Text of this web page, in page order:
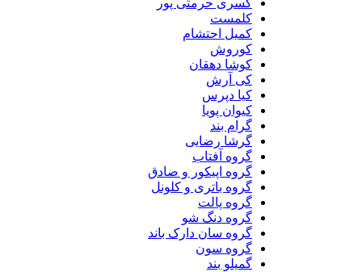
کسری حرمتی پور
کلمست
کمیل احتشام
کوروش
کوشا دهقان
کی آرش
کیا دپرس
کیوان پویا
گرام بند
گرشا رضایی
گروه آفتاب
گروه اپیکور و صادق
گروه باتری و کلونل
گروه پالت
گروه دنگ شو
گروه سان دارک باند
گروه سون
گمیلو بند